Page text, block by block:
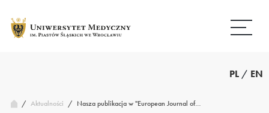
treści
strony
PL / EN
/ Aktualności / Nasza publikacja w "European Journal of…